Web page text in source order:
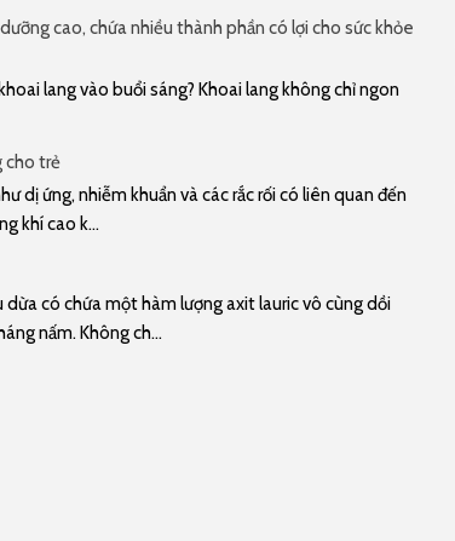
cao, chứa nhiều thành phần có lợi cho sức khỏe
lang vào buổi sáng? Khoai lang không chỉ ngon
cho trẻ
dị ứng, nhiễm khuẩn và các rắc rối có liên quan đến
khí cao k...
có chứa một hàm lượng axit lauric vô cùng dồi
nấm. Không ch...